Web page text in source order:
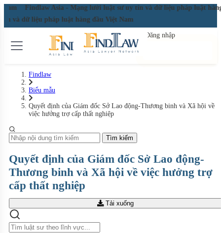
Findlaw Asia - Mạng lưới luật sư uy tín và dữ liệu pháp luật
và dữ liệu pháp luật hàng đầu Việt Nam
Đăng nhập
Findlaw
Biểu mẫu
Quyết định của Giám đốc Sở Lao động-Thương binh và Xã hội về
việc hưởng trợ cấp thất nghiệp
Tìm kiếm
Quyết định của Giám đốc Sở Lao động-
Thương binh và Xã hội về việc hưởng trợ
cấp thất nghiệp
Tải xuống